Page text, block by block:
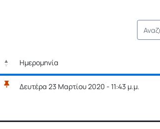
Ημερομηνία
Ρυθμίσεις επιλογής / Αποτελέσματα
Ρυθμίσεις επιλογής / Αποτελέσματα
Δευτέρα 23 Μαρτίου 2020 - 11:43 μ.μ.